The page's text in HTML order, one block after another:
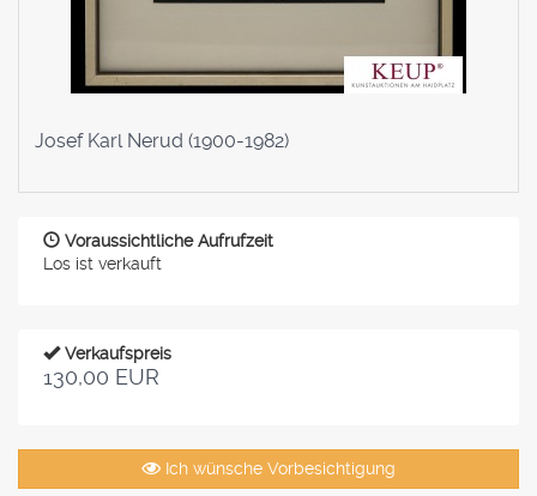
Josef Karl Nerud (1900-1982)
Voraussichtliche Aufrufzeit
Los ist verkauft
Verkaufspreis
130,00 EUR
Ich wünsche Vorbesichtigung